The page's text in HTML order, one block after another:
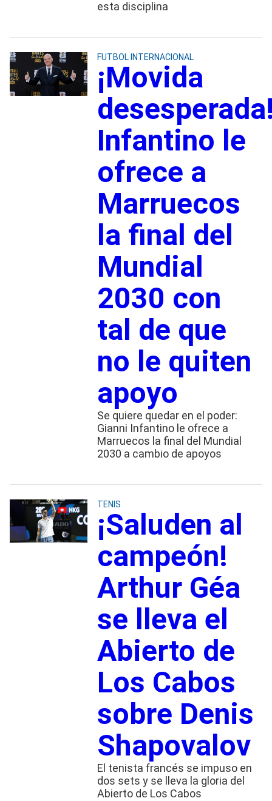
esta disciplina
FUTBOL INTERNACIONAL
¡Movida
Infantino le
ofrece a
Marruecos
la final del
Mundial
2030 con
tal de que
no le quiten
apoyo
Se quiere quedar en el poder:
Gianni Infantino le ofrece a
Marruecos la final del Mundial
2030 a cambio de apoyos
TENIS
¡Saluden al
campeón!
Arthur Géa
se lleva el
Abierto de
Los Cabos
sobre Denis
Shapovalov
El tenista francés se impuso en
dos sets y se lleva la gloria del
Abierto de Los Cabos